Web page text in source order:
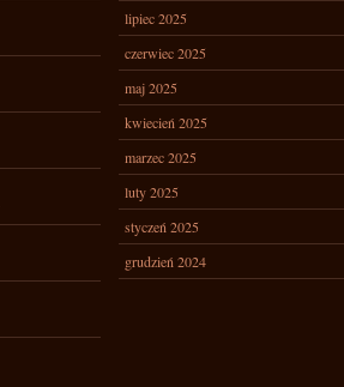
lipiec 2025
czerwiec 2025
maj 2025
kwiecień 2025
marzec 2025
luty 2025
styczeń 2025
grudzień 2024